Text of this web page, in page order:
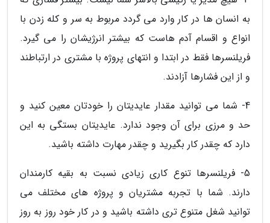
به انسان ها در کار وارد می گردد مربوط به سر و کله زدن با
انواع و اقسام آدم هاست که بیشتر انرژیشان را می گیرد.
فریلنسرها فقط در ابتدا و انتهای پروژه با مشتری در ارتباطند
و از این فشارها آزادند.
4- شما می توانید مقدار عایدیتان را خودتان معین کنید و
حد و مرزی برای آن وجود ندارد. عایدیتان بستگی به این
دارد که چقدر کار بگیرید و چقدر مهارت داشته باشید.
5- فریلنسرها تنوع کاری زیادی نسبت به بقیه کارمندان
دارند. شما با تجربه مشتریان و پروژه های مختلف می
توانید شغل متنوع تری داشته باشید و در کار خود روز به روز